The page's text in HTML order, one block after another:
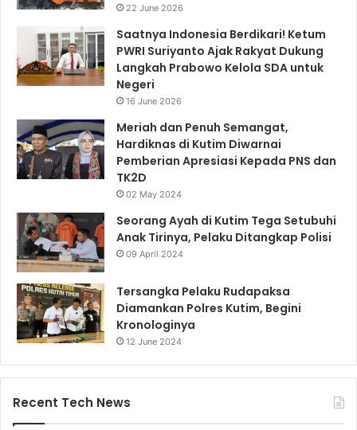
22 June 2026
Saatnya Indonesia Berdikari! Ketum
PWRI Suriyanto Ajak Rakyat Dukung
Langkah Prabowo Kelola SDA untuk
Negeri
16 June 2026
Meriah dan Penuh Semangat,
Hardiknas di Kutim Diwarnai
Pemberian Apresiasi Kepada PNS dan
TK2D
02 May 2024
Seorang Ayah di Kutim Tega Setubuhi
Anak Tirinya, Pelaku Ditangkap Polisi
09 April 2024
Tersangka Pelaku Rudapaksa
Diamankan Polres Kutim, Begini
Kronologinya
12 June 2024
Recent Tech News